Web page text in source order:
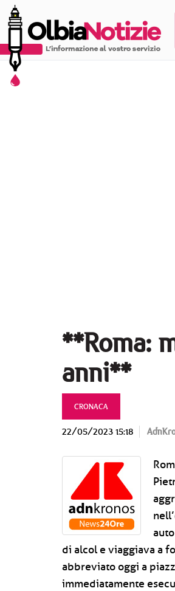
**Roma:
anni**
CRONACA
22/05/2023 15:18
di alcol e viaggiava a
abbreviato oggi a
immediatamente